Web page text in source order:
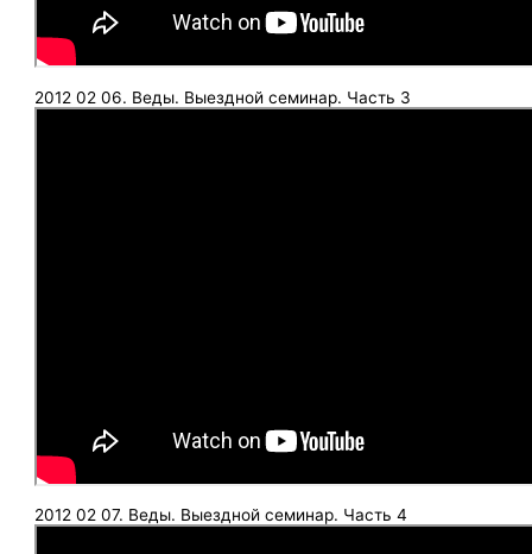
2012 02 06. Веды. Выездной семинар. Часть 3
2012 02 07. Веды. Выездной семинар. Часть 4